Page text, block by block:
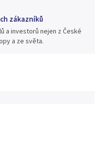
zákazníků
a investorů nejen z České
a ze světa.